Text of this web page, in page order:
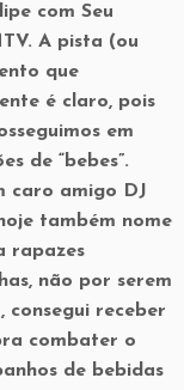
com Seu
A pista (ou
que
é claro, pois
em
de “bebes”.
caro amigo DJ
também nome
rapazes
não por serem
consegui receber
combater o
de bebidas